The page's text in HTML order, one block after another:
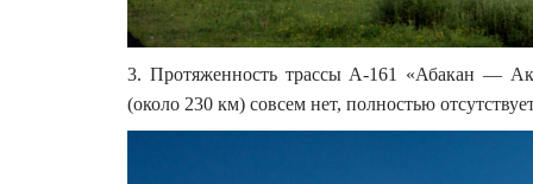
3. Протяженность трассы А-161 «Абакан —
(около 230 км) совсем нет, полностью